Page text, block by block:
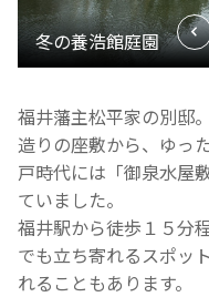
福井藩主松平家の別邸
造りの座敷から、ゆっ
戸時代には「御泉水屋
ていました。
福井駅から徒歩１５分
でも立ち寄れるスポッ
れることもあります。